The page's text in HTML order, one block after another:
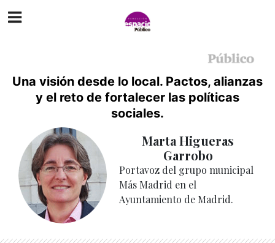
Una visión desde lo local. Pactos, alianzas
y el reto de fortalecer las políticas
sociales.
Marta Higueras
Garrobo
Portavoz del grupo municipal
Más Madrid en el
Ayuntamiento de Madrid.